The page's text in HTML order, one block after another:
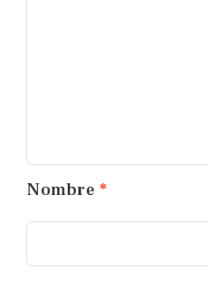
Nombre *